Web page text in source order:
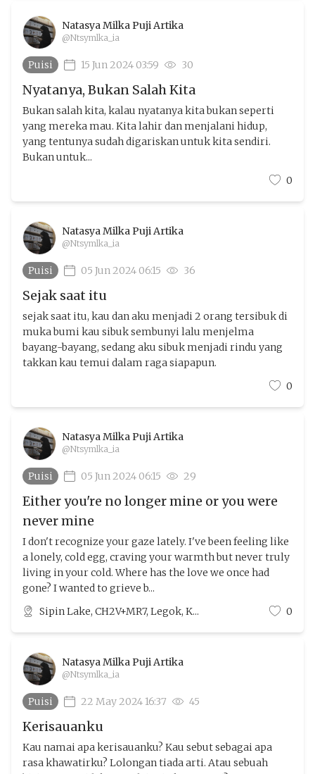
Natasya Milka Puji Artika
@Ntsymlka_ia
Puisi 15 Jun 2024 03:59 30
Nyatanya, Bukan Salah Kita
Bukan salah kita, kalau nyatanya kita bukan seperti
yang mereka mau. Kita lahir dan menjalani hidup,
yang tentunya sudah digariskan untuk kita sendiri.
Bukan untuk...
0
Natasya Milka Puji Artika
@Ntsymlka_ia
Puisi 05 Jun 2024 06:15 36
Sejak saat itu
sejak saat itu, kau dan aku menjadi 2 orang tersibuk di
muka bumi kau sibuk sembunyi lalu menjelma
bayang-bayang, sedang aku sibuk menjadi rindu yang
takkan kau temui dalam raga siapapun.
0
Natasya Milka Puji Artika
@Ntsymlka_ia
Puisi 05 Jun 2024 06:15 29
Either you're no longer mine or you were
never mine
I don't recognize your gaze lately. I've been feeling like
a lonely, cold egg, craving your warmth but never truly
living in your cold. Where has the love we once had
gone? I wanted to grieve b...
Sipin Lake, CH2V+MR7, Legok, K...
0
Natasya Milka Puji Artika
@Ntsymlka_ia
Puisi 22 May 2024 16:37 45
Kerisauanku
Kau namai apa kerisauanku? Kau sebut sebagai apa
rasa khawatirku? Lolongan tiada arti. Atau sebuah